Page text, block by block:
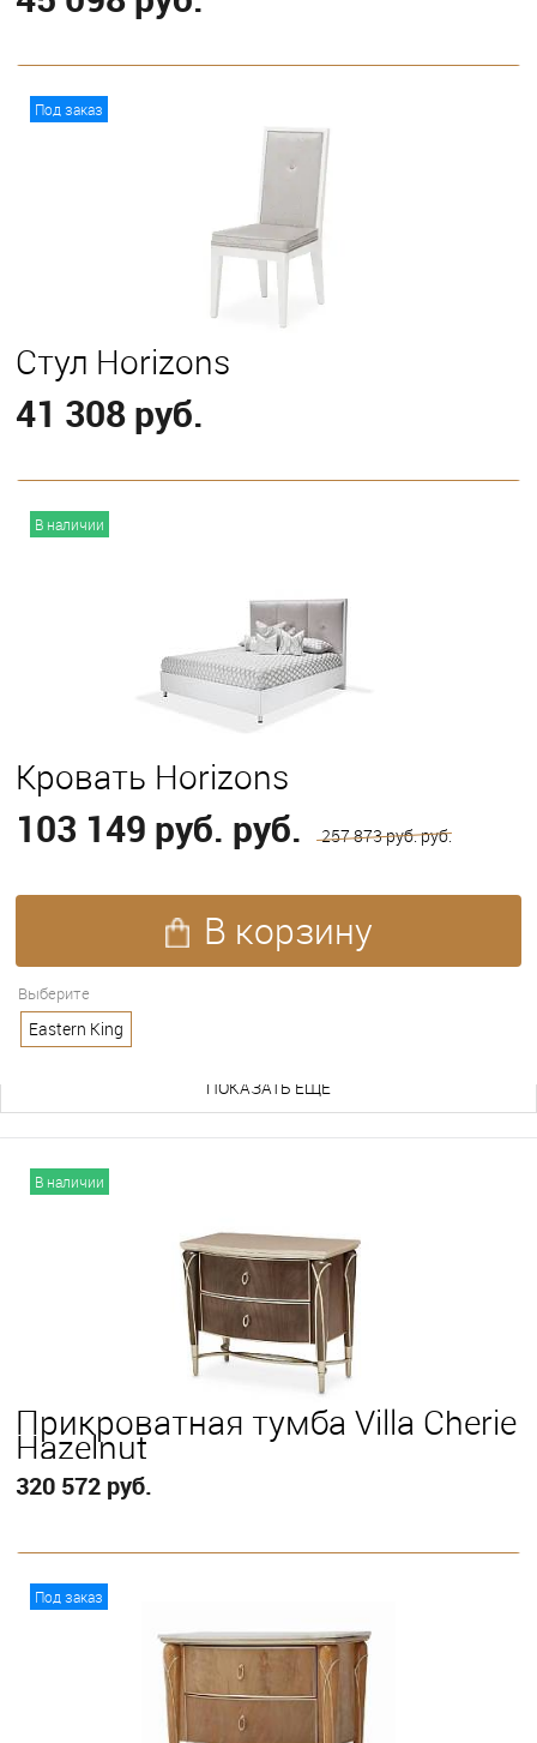
Под заказ
Стул Horizons
41 308 руб.
В наличии
Кровать Horizons
103 149 руб. руб. 257 873 руб. руб.
В корзину
Выберите
Eastern King
ПОХОЖИЕ ТОВАРЫ (215)
ПОКАЗАТЬ ЕЩЕ
В наличии
Прикроватная тумба Villa Cherie
Hazelnut
320 572 руб.
Под заказ